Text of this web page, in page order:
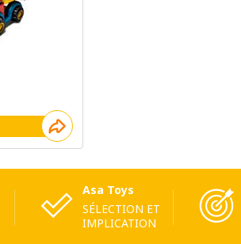
Asa Toys
SÉLECTION ET
IMPLICATION